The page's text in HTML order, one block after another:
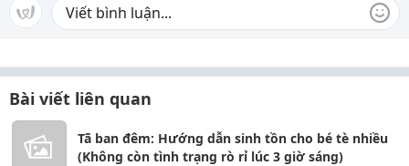
Bài viết liên quan
Tã ban đêm: Hướng dẫn sinh tồn cho bé tè nhiều
(Không còn tình trạng rò rỉ lúc 3 giờ sáng)